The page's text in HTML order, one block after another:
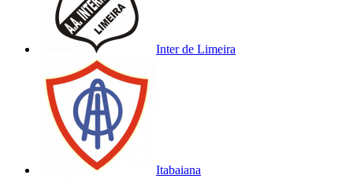
Inter de Limeira
Itabaiana